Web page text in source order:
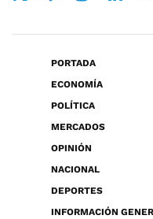
PORTADA
ECONOMÍA
POLÍTICA
MERCADOS
OPINIÓN
NACIONAL
DEPORTES
INFORMACIÓN